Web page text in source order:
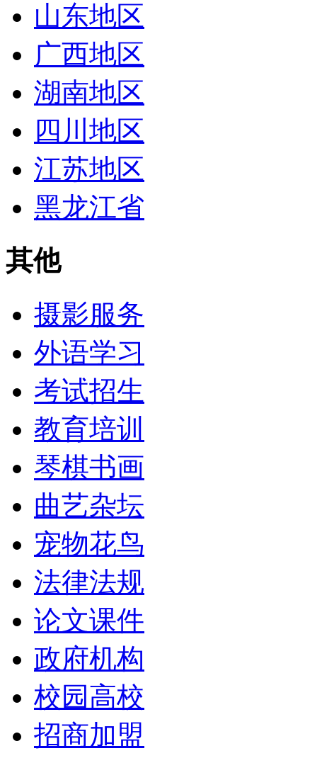
山东地区
广西地区
湖南地区
四川地区
江苏地区
黑龙江省
其他
摄影服务
外语学习
考试招生
教育培训
琴棋书画
曲艺杂坛
宠物花鸟
法律法规
论文课件
政府机构
校园高校
招商加盟